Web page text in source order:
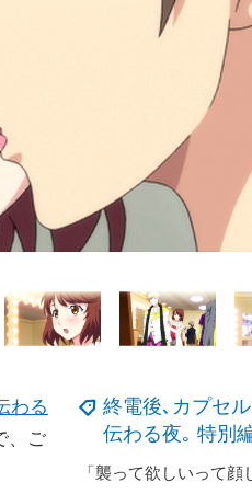
終電後､カプセ
伝わる夜｡ 特別
わる
、ご